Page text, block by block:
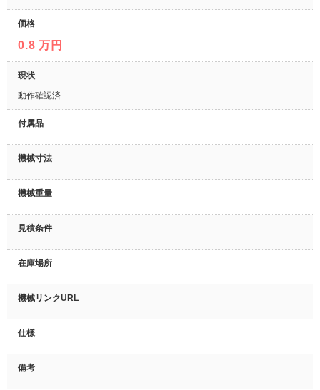
価格
0.8 万円
現状
動作確認済
付属品
機械寸法
機械重量
見積条件
在庫場所
機械リンクURL
仕様
備考